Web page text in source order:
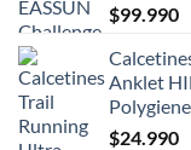
$99.990
Anklet
$24.990